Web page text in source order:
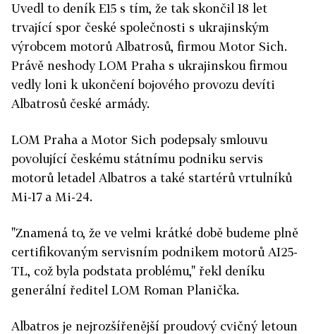
Uvedl to deník E15 s tím, že tak skončil 18 let
trvající spor české společnosti s ukrajinským
výrobcem motorů Albatrosů, firmou Motor Sich.
Právě neshody LOM Praha s ukrajinskou firmou
vedly loni k ukončení bojového provozu devíti
Albatrosů české armády.
LOM Praha a Motor Sich podepsaly smlouvu
povolující českému státnímu podniku servis
motorů letadel Albatros a také startérů vrtulníků
Mi-17 a Mi-24.
"Znamená to, že ve velmi krátké době budeme plně
certifikovaným servisním podnikem motorů AI25-
TL, což byla podstata problému," řekl deníku
generální ředitel LOM Roman Planička.
Albatros je nejrozšířenější proudový cvičný letoun